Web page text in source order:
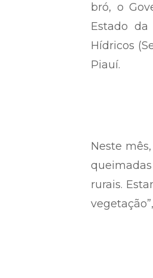
bró, o
Estado
Hídricos
Piauí.
Neste
rurais.